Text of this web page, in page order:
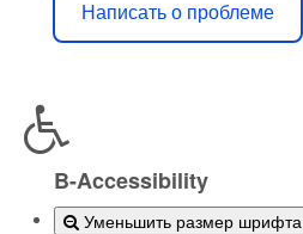
Написать о проблеме
B-Accessibility
Уменьшить размер шрифта